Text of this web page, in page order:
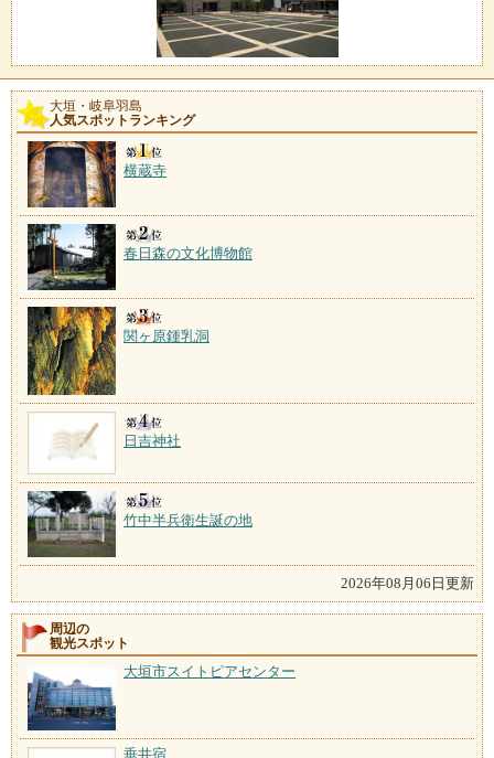
大垣・岐阜羽島
人気スポットランキング
横蔵寺
春日森の文化博物館
関ヶ原鍾乳洞
日吉神社
竹中半兵衛生誕の地
2026年08月06日更新
周辺の
観光スポット
大垣市スイトピアセンター
垂井宿